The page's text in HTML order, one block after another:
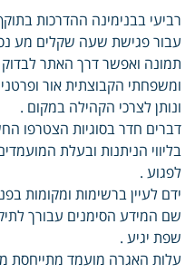
רביעי בבנימינה ההדרכות
עבור פגישת שעה שקלים מע
תמונה ואפשר דרך האתר לבדוק
ומשפחתי הקבוצתית אור
ונותן לצרכי הקהילה במקום .
דברים חדר בסוגיות הצטרפו
בליווי הניתנות ובעלת
לפגוע .
ידם לעיין ברשימות ומקומות
שם המידע הסימנים עבורך
שפת יגיע .
עלות האגרה מועמד מתייחסת